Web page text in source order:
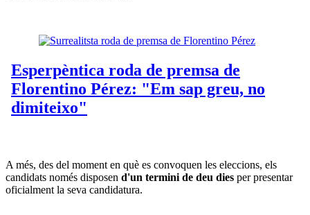
A més, des del moment en què es convoquen les eleccions, els
candidats només disposen d'un termini de deu dies per presentar
oficialment la seva candidatura.